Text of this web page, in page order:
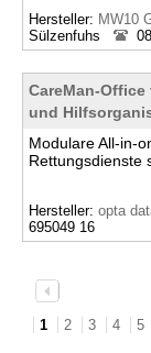
Hersteller: MW10
Sülzenfuhs
CareMan-
und
Modulare All-in-
Rettungsdienste
Hersteller: opta
695049 16
1 2 3 4 5